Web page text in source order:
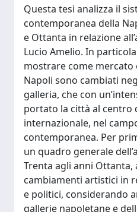
Questa tesi analizza il
contemporanea della
e Ottanta in relazione
Lucio Amelio. In
mostrare come mercato
Napoli sono cambiati
galleria, che con
portato la città al centro
internazionale, nel
contemporanea. Per
un quadro generale
Trenta agli anni
cambiamenti artistici in
e politici, considerando
gallerie napoletane e